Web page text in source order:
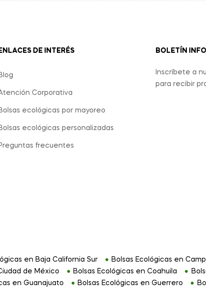
DE INTERÉS
Corporativa
ecológicas por mayoreo
ecológicas personalizadas
frecuentes
BOLETÍN
Inscríbete a
para recibir
en Baja California Sur
Bolsas Ecológicas en
de México Bolsas Ecológicas en Coahuila
en Guanajuato Bolsas Ecológicas en Guerrero